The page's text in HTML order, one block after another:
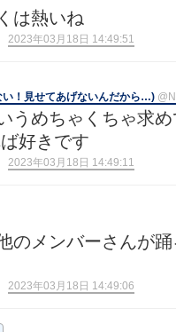
は熱いね
2023年03月18日 14:49:51
！見せてあげないんだから…)
うめちゃくちゃ求
好きです
2023年03月18日 14:49:11
のメンバーさんが
2023年03月18日 14:49:06